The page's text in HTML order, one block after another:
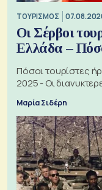
ΤΟΥΡΙΣΜΟΣ
Οι Σέρβοι
Ελλάδα –
Πόσοι τουρίστες
2025 - Οι
Μαρία Σιδέρη